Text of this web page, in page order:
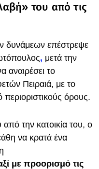
του από τις
δυνάμεων επέστρεψε
, μετά την
αναιρέσει το
Πειραιά, με το
περιοριστικούς όρους.
την κατοικία του, ο
να κρατά ένα
με προορισμό τις